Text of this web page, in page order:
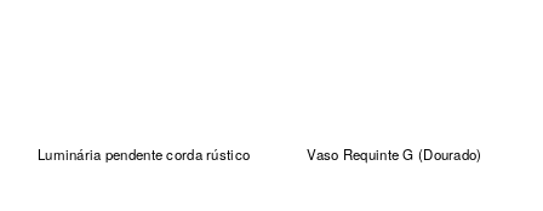
Luminária pendente corda rústico Vaso Requinte G (Dourado)